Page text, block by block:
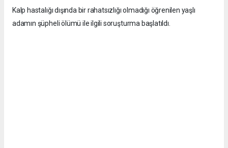
Kalp hastalığı dışında bir rahatsızlığı olmadığı öğrenilen yaşlı
adamın şüpheli ölümü ile ilgili soruşturma başlatıldı.